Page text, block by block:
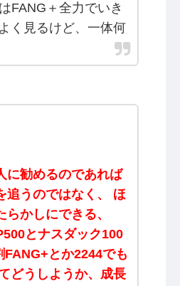
FANG＋全力でいき
く見るけど、一体何
に勧めるのであれば
追うのではなく、 ほ
かしにできる、
とナスダック100
とか2244でも
どうしようか、成長